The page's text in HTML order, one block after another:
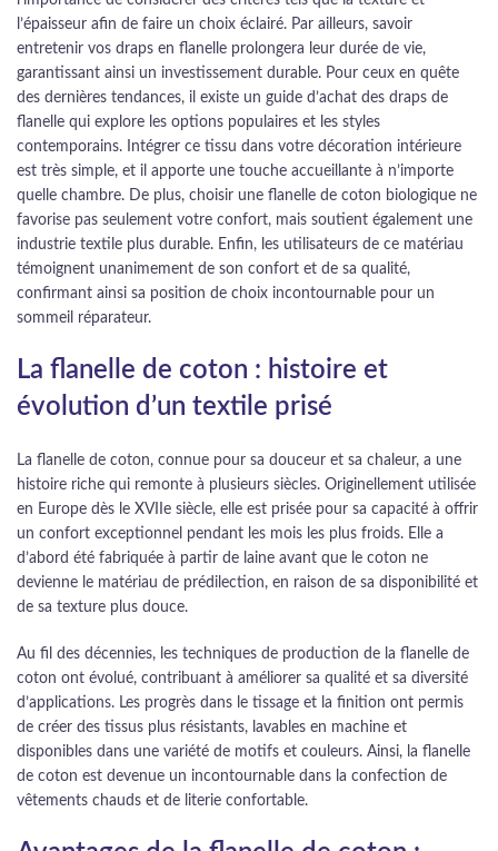
l’épaisseur afin de faire un choix éclairé. Par ailleurs, savoir
entretenir vos draps en flanelle prolongera leur durée de vie,
garantissant ainsi un investissement durable. Pour ceux en quête
des dernières tendances, il existe un guide d’achat des draps de
flanelle qui explore les options populaires et les styles
contemporains. Intégrer ce tissu dans votre décoration intérieure
est très simple, et il apporte une touche accueillante à n’importe
quelle chambre. De plus, choisir une flanelle de coton biologique ne
favorise pas seulement votre confort, mais soutient également une
industrie textile plus durable. Enfin, les utilisateurs de ce matériau
témoignent unanimement de son confort et de sa qualité,
confirmant ainsi sa position de choix incontournable pour un
sommeil réparateur.
La flanelle de coton : histoire et
évolution d’un textile prisé
La flanelle de coton, connue pour sa douceur et sa chaleur, a une
histoire riche qui remonte à plusieurs siècles. Originellement utilisée
en Europe dès le XVIIe siècle, elle est prisée pour sa capacité à offrir
un confort exceptionnel pendant les mois les plus froids. Elle a
d’abord été fabriquée à partir de laine avant que le coton ne
devienne le matériau de prédilection, en raison de sa disponibilité et
de sa texture plus douce.
Au fil des décennies, les techniques de production de la flanelle de
coton ont évolué, contribuant à améliorer sa qualité et sa diversité
d’applications. Les progrès dans le tissage et la finition ont permis
de créer des tissus plus résistants, lavables en machine et
disponibles dans une variété de motifs et couleurs. Ainsi, la flanelle
de coton est devenue un incontournable dans la confection de
vêtements chauds et de literie confortable.